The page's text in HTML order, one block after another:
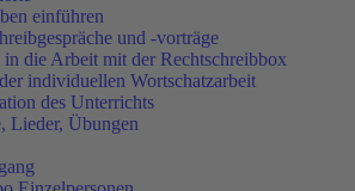
einführen
und -vorträge
in die Arbeit mit der Rechtschreibbox
individuellen Wortschatzarbeit
des Unterrichts
Lieder, Übungen